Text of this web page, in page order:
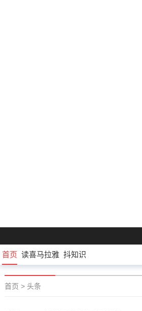
首页 读喜马拉雅 抖知识
首页 > 头条